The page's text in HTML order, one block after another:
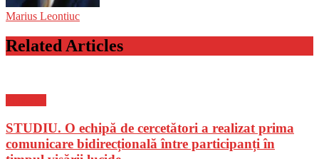
Marius Leontiuc
Related Articles
STUDIU. O echipă de cercetători a realizat prima
comunicare bidirecțională între participanți în